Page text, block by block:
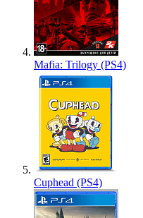
Mafia: Trilogy (PS4)
Cuphead (PS4)